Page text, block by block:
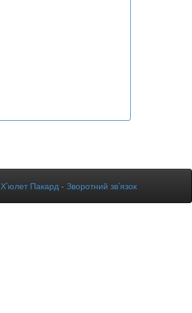
Х’юлет Пакард - Зворотний зв’язок